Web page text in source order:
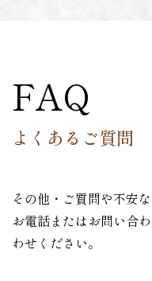
FAQ
よくあるご質問
その他・ご質問や不安
お電話またはお問い合
わせください。